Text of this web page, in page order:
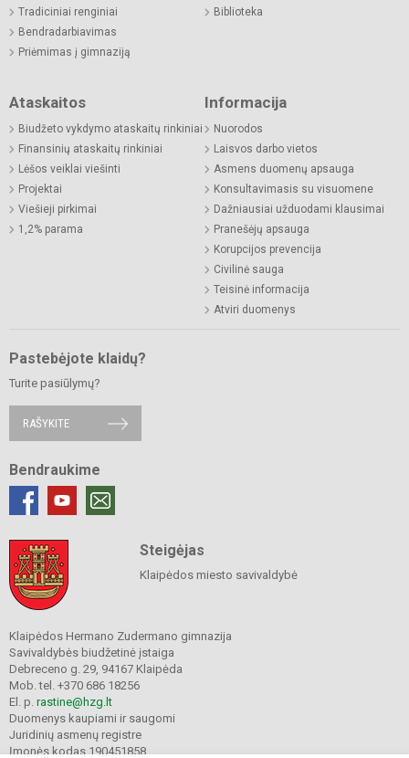
Tradiciniai renginiai
Bendradarbiavimas
Priėmimas į gimnaziją
Biblioteka
Ataskaitos
Biudžeto vykdymo ataskaitų rinkiniai
Finansinių ataskaitų rinkiniai
Lėšos veiklai viešinti
Projektai
Viešieji pirkimai
1,2% parama
Informacija
Nuorodos
Laisvos darbo vietos
Asmens duomenų apsauga
Konsultavimasis su visuomene
Dažniausiai užduodami klausimai
Pranešėjų apsauga
Korupcijos prevencija
Civilinė sauga
Teisinė informacija
Atviri duomenys
Pastebėjote klaidų?
Turite pasiūlymų?
RAŠYKITE
Bendraukime
Steigėjas
Klaipėdos miesto savivaldybė
Klaipėdos Hermano Zudermano gimnazija
Savivaldybės biudžetinė įstaiga
Debreceno g. 29, 94167 Klaipėda
Mob. tel. +370 686 18256
El. p. rastine@hzg.lt
Duomenys kaupiami ir saugomi
Juridinių asmenų registre
Įmonės kodas 190451858